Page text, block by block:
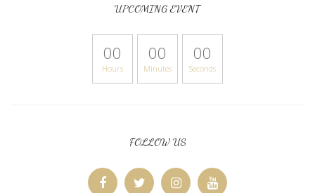
UPCOMING EVENT
00
Hours
00
Minutes
00
Seconds
FOLLOW US